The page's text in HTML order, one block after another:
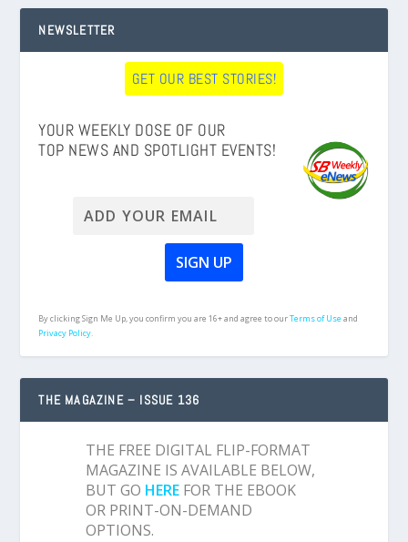
NEWSLETTER
GET OUR BEST STORIES!
YOUR WEEKLY DOSE OF OUR
TOP NEWS AND SPOTLIGHT EVENTS!
By clicking Sign Me Up, you confirm you are 16+ and agree to ourTerms of Useand
Privacy Policy.
THE MAGAZINE – ISSUE 136
THE FREE DIGITAL FLIP-FORMAT
MAGAZINE IS AVAILABLE BELOW,
BUT GO HERE FOR THE EBOOK
OR PRINT-ON-DEMAND
OPTIONS.